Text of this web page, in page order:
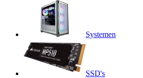
Systemen
SSD's